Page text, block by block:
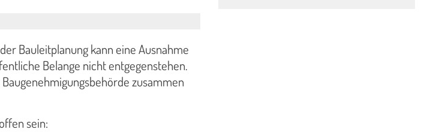
Bauleitplanung kann eine Ausnahme
Belange nicht entgegenstehen.
zusammen
sein: